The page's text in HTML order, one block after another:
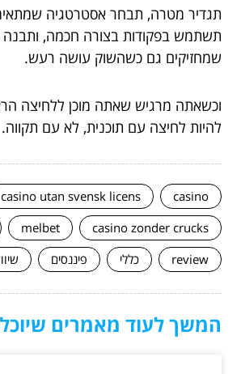
תגדיר מטרה, תבחר אסטרטגיה
תשתמש בפקודות בצורה חכמה, ותבנה
שמחזיקים גם כשהשוק עושה רעש.
וכשאתה מרגיש שאתה מוכן ללחיצה
להיות לחיצה עם תוכנית, לא עם תקווה.
casino
casino utan svensk licens
casino zonder crucks
melbet
review
כללי פיננסים
המשך לעוד מאמרים